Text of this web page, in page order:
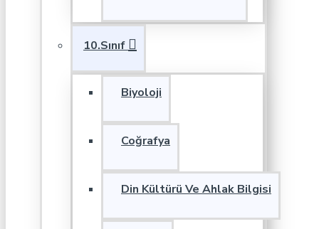
10.Sınıf
Biyoloji
Coğrafya
Din Kültürü Ve Ahlak Bilgisi